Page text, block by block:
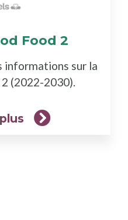
Food 2
plus)
informations sur la
(2022-2030).